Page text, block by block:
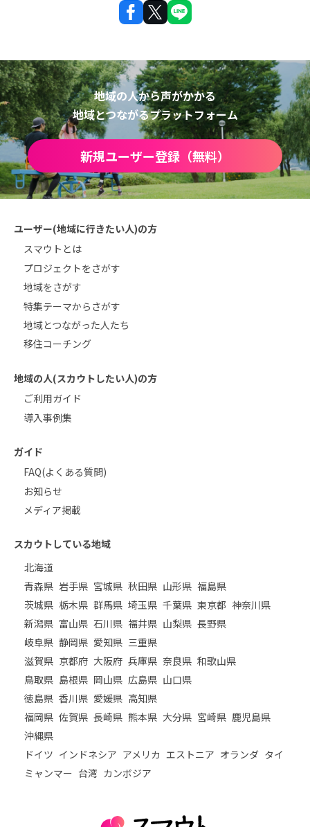
地域の人から声がかかる
地域とつながるプラットフォーム
新規ユーザー登録（無料）
ユーザー(地域に行きたい人)の方
スマウトとは
プロジェクトをさがす
地域をさがす
特集テーマからさがす
地域とつながった人たち
移住コーチング
地域の人(スカウトしたい人)の方
ご利用ガイド
導入事例集
ガイド
FAQ(よくある質問)
お知らせ
メディア掲載
スカウトしている地域
北海道
青森県 岩手県 宮城県 秋田県 山形県 福島県
茨城県 栃木県 群馬県 埼玉県 千葉県 東京都 神奈川県
新潟県 富山県 石川県 福井県 山梨県 長野県
岐阜県 静岡県 愛知県 三重県
滋賀県 京都府 大阪府 兵庫県 奈良県 和歌山県
鳥取県 島根県 岡山県 広島県 山口県
徳島県 香川県 愛媛県 高知県
福岡県 佐賀県 長崎県 熊本県 大分県 宮崎県 鹿児島県
沖縄県
ドイツ インドネシア アメリカ エストニア オランダ タイ
ミャンマー 台湾 カンボジア